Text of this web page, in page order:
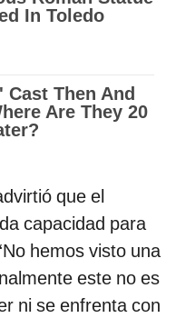
que el
capacidad para
hemos visto una
este no es
ni se enfrenta con